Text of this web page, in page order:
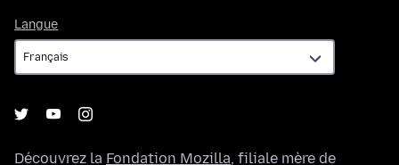
Langue
Découvrez la Fondation Mozilla, filiale mère de